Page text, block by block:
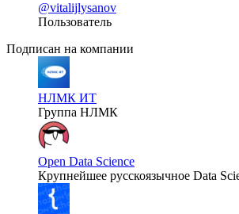
@vitalijlysanov
Пользователь
Подписан на компании
НЛМК ИТ
Группа НЛМК
Open Data Science
Крупнейшее русскоязычное Data